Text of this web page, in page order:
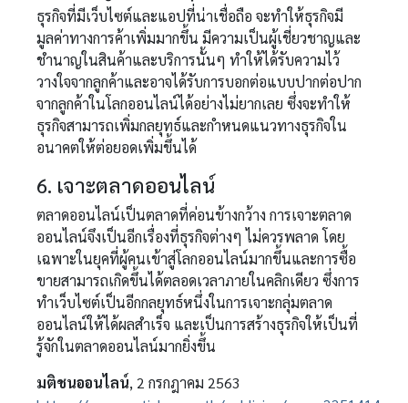
ธุรกิจที่มีเว็บไซต์และแอปที่น่าเชื่อถือ จะทำให้ธุรกิจมี
มูลค่าทางการค้าเพิ่มมากขึ้น มีความเป็นผู้เชี่ยวชาญและ
ชำนาญในสินค้าและบริการนั้นๆ ทำให้ได้รับความไว้
วางใจจากลูกค้าและอาจได้รับการบอกต่อแบบปากต่อปาก
จากลูกค้าในโลกออนไลน์ได้อย่างไม่ยากเลย ซึ่งจะทำให้
ธุรกิจสามารถเพิ่มกลยุทธ์และกำหนดแนวทางธุรกิจใน
อนาคตให้ต่อยอดเพิ่มขึ้นได้
6. เจาะตลาดออนไลน์
ตลาดออนไลน์เป็นตลาดที่ค่อนข้างกว้าง การเจาะตลาด
ออนไลน์จึงเป็นอีกเรื่องที่ธุรกิจต่างๆ ไม่ควรพลาด โดย
เฉพาะในยุคที่ผู้คนเข้าสู่โลกออนไลน์มากขึ้นและการซื้อ
ขายสามารถเกิดขึ้นได้ตลอดเวลาภายในคลิกเดียว ซึ่งการ
ทำเว็บไซต์เป็นอีกกลยุทธ์หนึ่งในการเจาะกลุ่มตลาด
ออนไลน์ให้ได้ผลสำเร็จ และเป็นการสร้างธุรกิจให้เป็นที่
รู้จักในตลาดออนไลน์มากยิ่งขึ้น
มติชนออนไลน์, 2 กรกฎาคม 2563